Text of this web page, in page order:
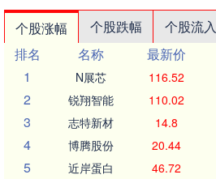
个股涨幅 个股跌幅 个股流入
排名
名称 最新价
1
N展芯 116.52
2 锐翔智能 110.02
3 志特新材 14.8
4 博腾股份 20.44
5 近岸蛋白 46.72